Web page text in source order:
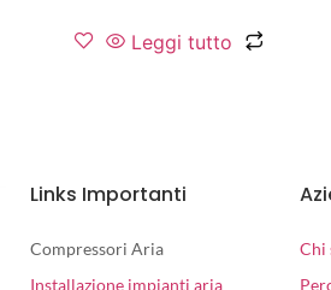
Leggi tutto
Links Importanti
Compressori Aria
Installazione impianti aria
Chi